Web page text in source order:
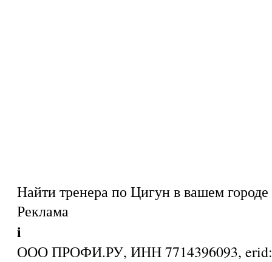
Найти тренера по Цигун в вашем городе
Реклама
i
ООО ПРОФИ.РУ, ИНН 7714396093,